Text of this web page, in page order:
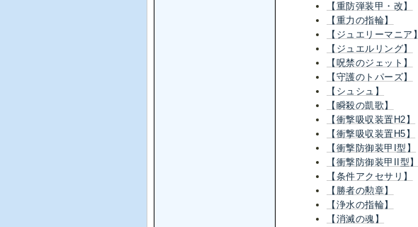
【重防弾装甲・改】
【重力の指輪】
【ジュエリーマニア】
【ジュエルリング】
【呪禁のジェット】
【守護のトパーズ】
【シュシュ】
【瞬殺の凱歌】
【衝撃吸収装置H2】
【衝撃吸収装置H5】
【衝撃防御装甲I型】
【衝撃防御装甲II型】
【条件アクセサリ】
【勝者の勲章】
【浄水の指輪】
【消滅の魂】